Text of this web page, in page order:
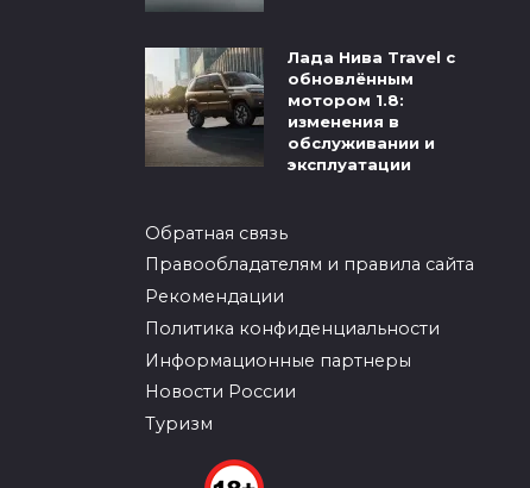
Лада Нива Travel с
обновлённым
мотором 1.8:
изменения в
обслуживании и
эксплуатации
Обратная связь
Правообладателям и правила сайта
Рекомендации
Политика конфиденциальности
Информационные партнеры
Новости России
Туризм